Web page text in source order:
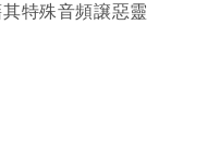
特殊音頻譲惡靈